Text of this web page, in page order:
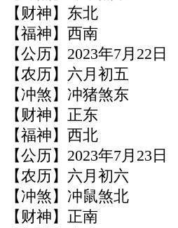
【财神】东北
【福神】西南
【公历】2023年7月22日
【农历】六月初五
【冲煞】冲猪煞东
【财神】正东
【福神】西北
【公历】2023年7月23日
【农历】六月初六
【冲煞】冲鼠煞北
【财神】正南